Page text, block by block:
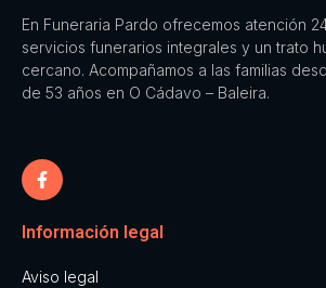
En Funeraria Pardo ofrecemos atención
servicios funerarios integrales y un trato
cercano. Acompañamos a las familias
de 53 años en O Cádavo – Baleira.
Información legal
Aviso legal